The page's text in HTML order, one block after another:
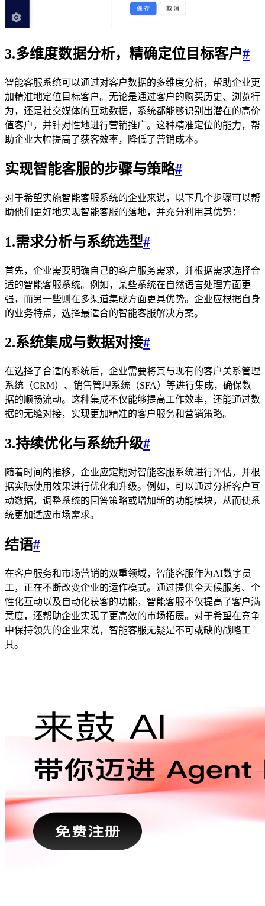
3.多维度数据分析，精确定位目标客户#
智能客服系统可以通过对客户数据的多维度分析，帮助企业更
加精准地定位目标客户。无论是通过客户的购买历史、浏览行
为，还是社交媒体的互动数据，系统都能够识别出潜在的高价
值客户，并针对性地进行营销推广。这种精准定位的能力，帮
助企业大幅提高了获客效率，降低了营销成本。
实现智能客服的步骤与策略#
对于希望实施智能客服系统的企业来说，以下几个步骤可以帮
助他们更好地实现智能客服的落地，并充分利用其优势：
1.需求分析与系统选型#
首先，企业需要明确自己的客户服务需求，并根据需求选择合
适的智能客服系统。例如，某些系统在自然语言处理方面更
强，而另一些则在多渠道集成方面更具优势。企业应根据自身
的业务特点，选择最适合的智能客服解决方案。
2.系统集成与数据对接#
在选择了合适的系统后，企业需要将其与现有的客户关系管理
系统（CRM）、销售管理系统（SFA）等进行集成，确保数
据的顺畅流动。这种集成不仅能够提高工作效率，还能通过数
据的无缝对接，实现更加精准的客户服务和营销策略。
3.持续优化与系统升级#
随着时间的推移，企业应定期对智能客服系统进行评估，并根
据实际使用效果进行优化和升级。例如，可以通过分析客户互
动数据，调整系统的回答策略或增加新的功能模块，从而使系
统更加适应市场需求。
结语#
在客户服务和市场营销的双重领域，智能客服作为AI数字员
工，正在不断改变企业的运作模式。通过提供全天候服务、个
性化互动以及自动化获客的功能，智能客服不仅提高了客户满
意度，还帮助企业实现了更高效的市场拓展。对于希望在竞争
中保持领先的企业来说，智能客服无疑是不可或缺的战略工
具。